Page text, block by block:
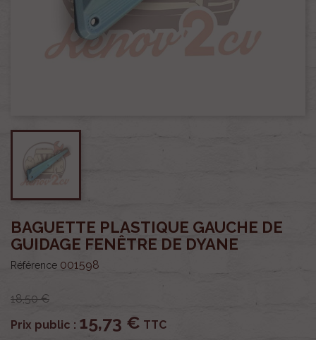
BAGUETTE PLASTIQUE GAUCHE DE
GUIDAGE FENÊTRE DE DYANE
Référence 001598
18,50 €
Prix public : 15,73 € TTC